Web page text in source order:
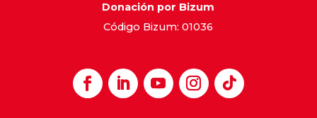
Donación por Bizum
Código Bizum: 01036